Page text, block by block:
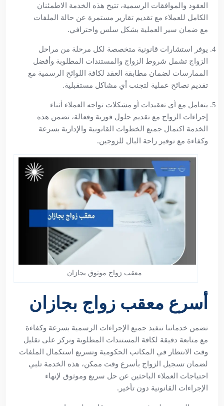
العقود والموافقات الرسمية، تتيح هذه الخدمة الاطمئنان
الكامل للعملاء مع تقديم تقارير مستمرة عن حالة الملفات
مع ضمان سير العملية بشكل سلس واحترافي.
يوفر استشارات قانونية متخصصة لكل مرحلة من مراحل
الزواج تشمل شروط الزواج والمستندات المطلوبة وأفضل
الممارسات لضمان مطابقة العقد لكافة اللوائح الرسمية مع
تقديم نصائح عملية لتجنب أي مشاكل مستقبلية.
يتعامل مع أي تعقيدات أو مشكلات تواجه العملاء أثناء
إجراءات الزواج مع تقديم حلول فورية وفعالة، تضمن هذه
الخدمة اكتمال جميع الخطوات القانونية والإدارية بسرعة
وكفاءة مع توفير راحة البال للزوجين.
معقب زواج موثوق بجازان
أسرع معقب زواج بجازان
تضمن خدماتنا تنفيذ جميع الإجراءات الرسمية بسرعة وكفاءة
مع متابعة دقيقة لكافة المستندات المطلوبة ونركز على تقليل
وقت الانتظار في المكاتب الحكومية وتسريع استكمال الملفات
لضمان تسجيل الزواج بأسرع وقت ممكن، هذه الخدمة تلبي
احتياجات العملاء الباحثين عن حل سريع وموثوق لإنهاء
الإجراءات القانونية دون تأخير.